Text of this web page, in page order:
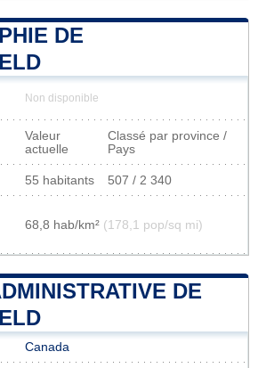
DE
Non disponible
Valeur
actuelle
Classé par province /
Pays
55 habitants 507 / 2 340
68,8 hab/km² (178,1 pop/sq mi)
DE
Canada